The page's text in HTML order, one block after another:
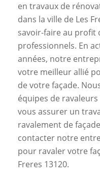
en travaux de
dans la ville de Les
savoir-faire au profit
professionnels. En
années, notre
votre meilleur allié
de votre façade.
équipes de
vous assurer un
ravalement de
contacter notre
pour ravaler votre
Freres 13120.